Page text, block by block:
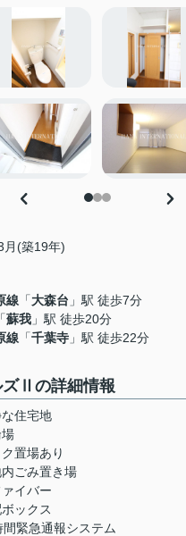
月(築19年)
線 「大森台 」駅 徒歩7分
「蘇我 」駅 徒歩20分
線 「千葉寺 」駅 徒歩22分
ズⅡの詳細情報
な住宅地
置場あり
ごみ置き場
イバー
ックス
間緊急通報システム